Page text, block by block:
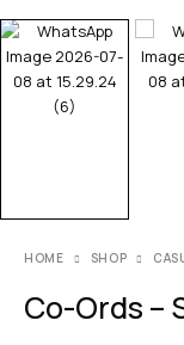
HOME SHOP
Co-Ords –